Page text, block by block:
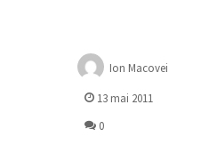
Ion Macovei
13 mai 2011
0